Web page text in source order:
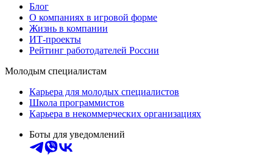
Блог
О компаниях в игровой форме
Жизнь в компании
ИТ-проекты
Рейтинг работодателей России
Молодым специалистам
Карьера для молодых специалистов
Школа программистов
Карьера в некоммерческих организациях
Боты для уведомлений